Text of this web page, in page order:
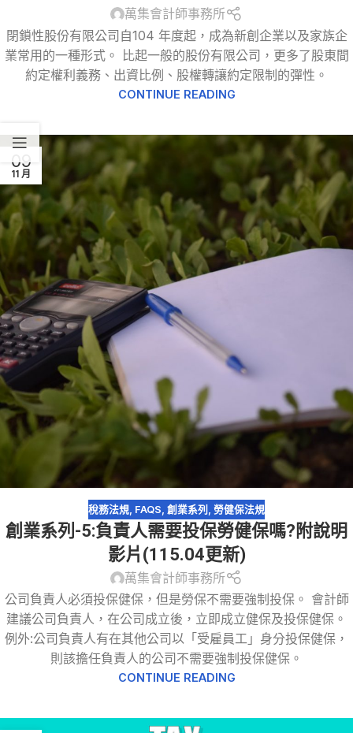
萬集會計師事務所
閉鎖性股份有限公司自104 年度起，成為新創企業以及家族企
業常用的一種形式。 比起一般的股份有限公司，更多了股東間
約定權利義務、出資比例、股權轉讓約定限制的彈性。
CONTINUE READING
09
11 月
稅務法規 FAQS 創業系列 勞健保法規
創業系列-5:負責人需要投保勞健保嗎?附說明
影片(115.04更新)
萬集會計師事務所
公司負責人必須投保健保，但是勞保不需要強制投保。 會計師
建議公司負責人，在公司成立後，立即成立健保及投保健保。
例外:公司負責人有在其他公司以「受雇員工」身分投保健保，
則該擔任負責人的公司不需要強制投保健保。
CONTINUE READING